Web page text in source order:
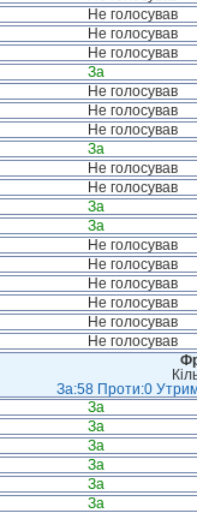
Не голосував
Не голосував
Не голосував
За
Не голосував
Не голосував
Не голосував
За
Не голосував
Не голосував
За
За
Не голосував
Не голосував
Не голосував
Не голосував
Не голосував
Не голосував
За:58 Проти:0
За
За
За
За
За
За